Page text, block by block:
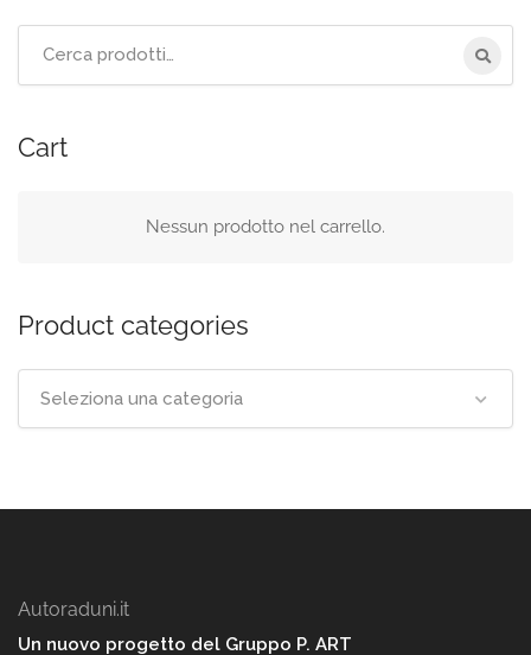
Cart
Nessun prodotto nel carrello.
Product categories
Seleziona una categoria
Autoraduni.it
Un nuovo progetto del Gruppo P. ART